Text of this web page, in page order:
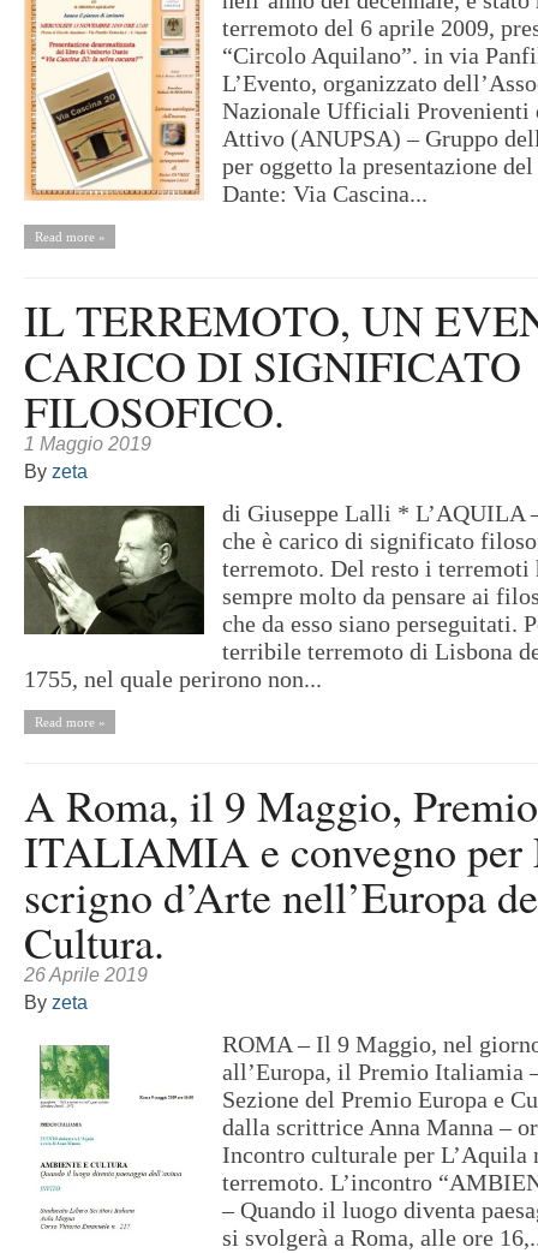
terremoto del 6 aprile 2009,
“Circolo Aquilano”. in via
L’Evento, organizzato
Nazionale Ufficiali Provenienti
Attivo (ANUPSA) – Gruppo
per oggetto la presentazione
Dante: Via Cascina...
Read more »
IL TERREMOTO, UN
CARICO DI SIGNIFICATO
FILOSOFICO.
1 Maggio 2019
By zeta
di Giuseppe Lalli * L’AQUILA
che è carico di significato
terremoto. Del resto i terremoti
sempre molto da pensare ai
che da esso siano perseguitati.
terribile terremoto di Lisbona
1755, nel quale perirono non...
Read more »
A Roma, il 9 Maggio, Premio
ITALIAMIA e convegno per
scrigno d’Arte nell’Europa
Cultura.
26 Aprile 2019
By zeta
ROMA – Il 9 Maggio, nel
all’Europa, il Premio Italiamia
Sezione del Premio Europa e
dalla scrittrice Anna Manna –
Incontro culturale per L’Aquila
terremoto. L’incontro
– Quando il luogo diventa
si svolgerà a Roma, alle ore